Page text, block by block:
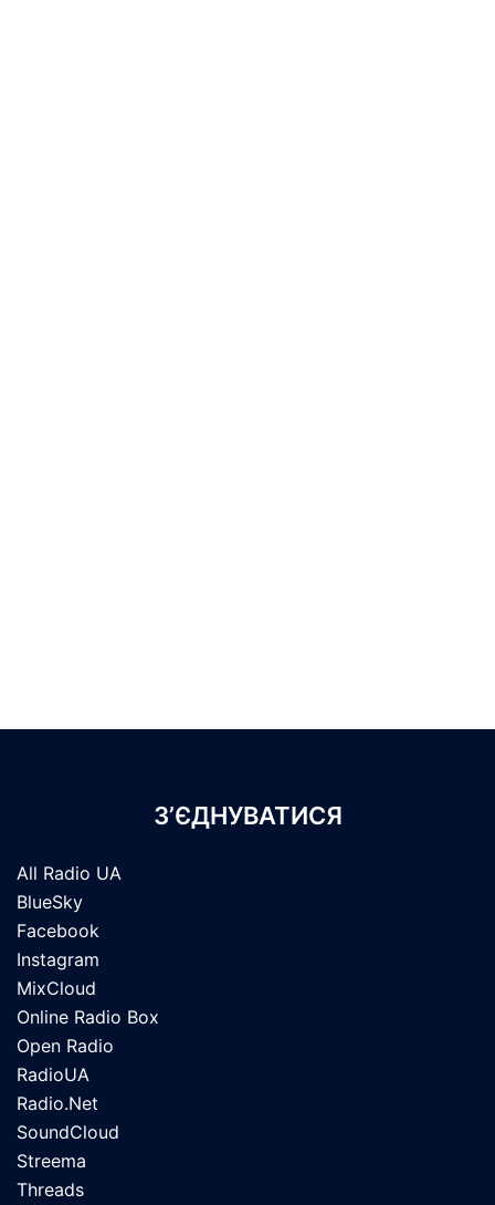
З’ЄДНУВАТИСЯ
All Radio UA
BlueSky
Facebook
Instagram
MixCloud
Online Radio Box
Open Radio
RadioUA
Radio.Net
SoundCloud
Streema
Threads